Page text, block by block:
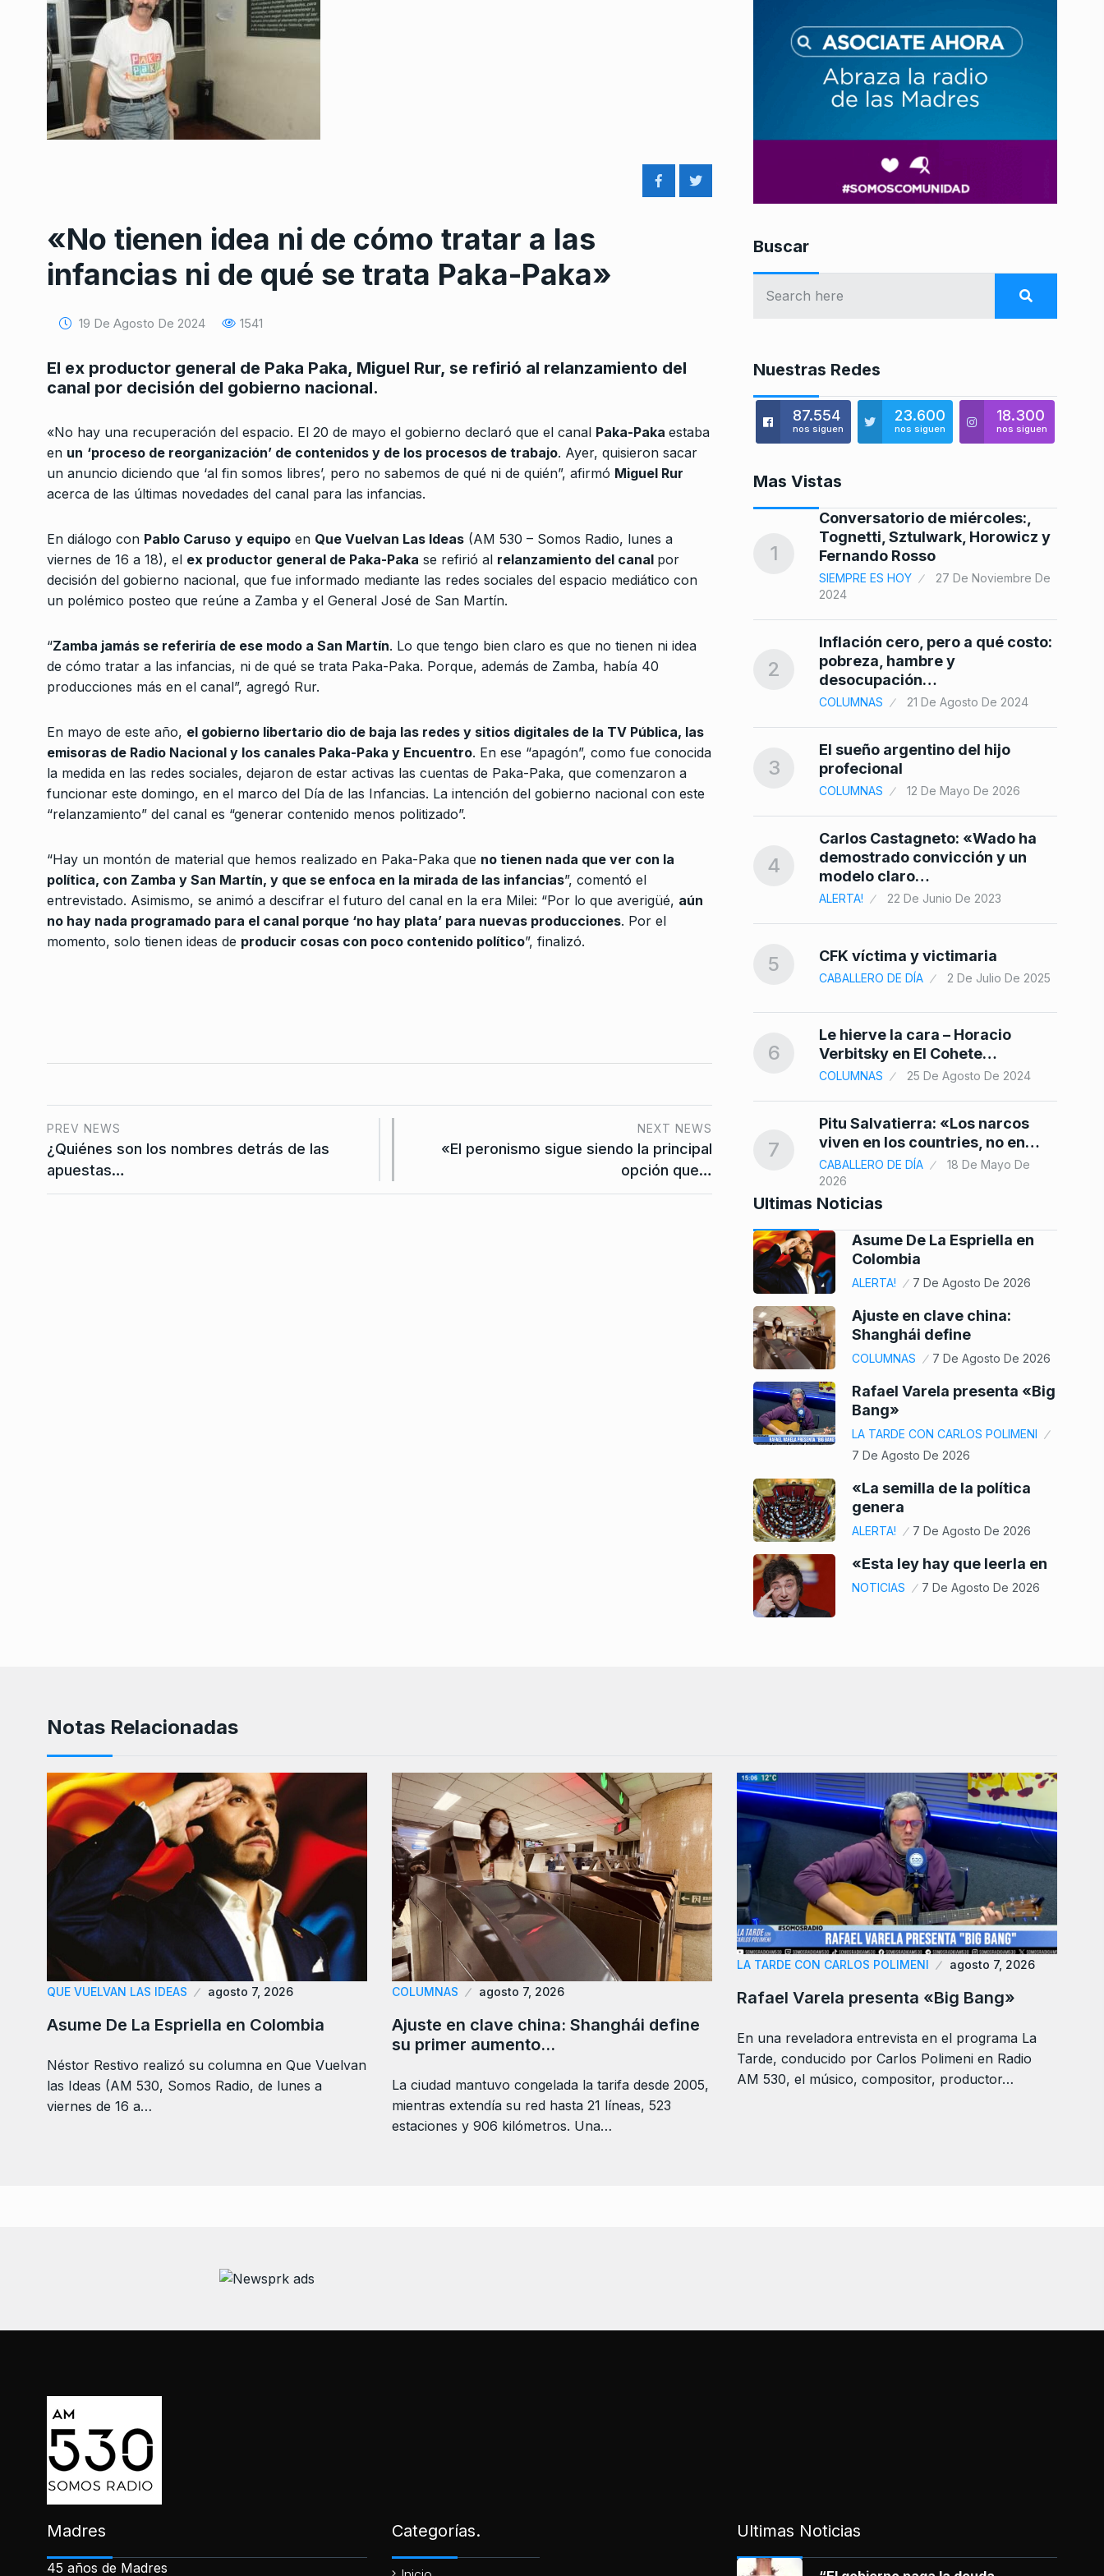
«No tienen idea ni de cómo tratar a las
infancias ni de qué se trata Paka-Paka»
19 De Agosto De 2024 1541
El ex productor general de Paka Paka, Miguel Rur, se refirió al relanzamiento del
canal por decisión del gobierno nacional.
«No hay una recuperación del espacio. El 20 de mayo el gobierno declaró que el canal Paka-Paka estaba
en un ‘proceso de reorganización’ de contenidos y de los procesos de trabajo. Ayer, quisieron sacar
un anuncio diciendo que ‘al fin somos libres’, pero no sabemos de qué ni de quién”, afirmó Miguel Rur
acerca de las últimas novedades del canal para las infancias.
En diálogo con Pablo Caruso y equipo en Que Vuelvan Las Ideas (AM 530 – Somos Radio, lunes a
viernes de 16 a 18), el ex productor general de Paka-Paka se refirió al relanzamiento del canal por
decisión del gobierno nacional, que fue informado mediante las redes sociales del espacio mediático con
un polémico posteo que reúne a Zamba y el General José de San Martín.
“Zamba jamás se referiría de ese modo a San Martín. Lo que tengo bien claro es que no tienen ni idea
de cómo tratar a las infancias, ni de qué se trata Paka-Paka. Porque, además de Zamba, había 40
producciones más en el canal”, agregó Rur.
En mayo de este año, el gobierno libertario dio de baja las redes y sitios digitales de la TV Pública, las
emisoras de Radio Nacional y los canales Paka-Paka y Encuentro. En ese “apagón”, como fue conocida
la medida en las redes sociales, dejaron de estar activas las cuentas de Paka-Paka, que comenzaron a
funcionar este domingo, en el marco del Día de las Infancias. La intención del gobierno nacional con este
“relanzamiento” del canal es “generar contenido menos politizado”.
“Hay un montón de material que hemos realizado en Paka-Paka que no tienen nada que ver con la
política, con Zamba y San Martín, y que se enfoca en la mirada de las infancias”, comentó el
entrevistado. Asimismo, se animó a descifrar el futuro del canal en la era Milei: “Por lo que averigüé, aún
no hay nada programado para el canal porque ‘no hay plata’ para nuevas producciones. Por el
momento, solo tienen ideas de producir cosas con poco contenido político”, finalizó.
PREV NEWS
¿Quiénes son los nombres detrás de las
apuestas…
NEXT NEWS
«El peronismo sigue siendo la principal
opción que…
Buscar
Nuestras Redes
87.554
nos siguen
23.600
nos siguen
18.300
nos siguen
Mas Vistas
1
Tognetti, Sztulwark, Horowicz y
Fernando Rosso
SIEMPRE ES HOY
27 De Noviembre De
2024
2
Inflación cero, pero a qué costo:
pobreza, hambre y
desocupación…
3
El sueño argentino del hijo
profecional
COLUMNAS 12 De Mayo De 2026
4
demostrado convicción y un
modelo claro…
ALERTA! 22 De Junio De 2023
7
Pitu Salvatierra: «Los narcos
viven en los countries, no en…
8
tenemos confianza en la
Justicia de Jujuy»
ALERTA! 28 De Junio De 2023
9
sino una presa política
CABALLERO DE DÍA 4 De Julio De 2025
10
consumo de medicamentos
para los jubilados…
ALERTA! 28 De Agosto De 2024
1
Conversatorio de miércoles:,
Tognetti, Sztulwark, Horowicz y
Fernando Rosso
SIEMPRE ES HOY
27 De Noviembre De
2024
2
Inflación cero, pero a qué costo:
pobreza, hambre y
desocupación…
COLUMNAS 21 De Agosto De 2024
3
El sueño argentino del hijo
profecional
COLUMNAS 12 De Mayo De 2026
4
Carlos Castagneto: «Wado ha
demostrado convicción y un
modelo claro…
ALERTA! 22 De Junio De 2023
5 CFK víctima y victimaria
CABALLERO DE DÍA 2 De Julio De 2025
6
Le hierve la cara – Horacio
Verbitsky en El Cohete…
COLUMNAS 25 De Agosto De 2024
7
Pitu Salvatierra: «Los narcos
viven en los countries, no en…
CABALLERO DE DÍA
18 De Mayo De
2026
Ultimas Noticias
Asume De La Espriella en
Colombia
ALERTA! 7 De Agosto De 2026
Ajuste en clave china:
Shanghái define
COLUMNAS 7 De Agosto De 2026
Rafael Varela presenta «Big
Bang»
LA TARDE CON CARLOS POLIMENI
7 De Agosto De 2026
«La semilla de la política
genera
ALERTA! 7 De Agosto De 2026
«Esta ley hay que leerla en
NOTICIAS 7 De Agosto De 2026
Notas Relacionadas
QUE VUELVAN LAS IDEAS agosto 7, 2026
Asume De La Espriella en Colombia
Néstor Restivo realizó su columna en Que Vuelvan
las Ideas (AM 530, Somos Radio, de lunes a
viernes de 16 a…
COLUMNAS agosto 7, 2026
Ajuste en clave china: Shanghái define
su primer aumento…
La ciudad mantuvo congelada la tarifa desde 2005,
mientras extendía su red hasta 21 líneas, 523
estaciones y 906 kilómetros. Una…
LA TARDE CON CARLOS POLIMENI agosto 7, 2026
Rafael Varela presenta «Big Bang»
En una reveladora entrevista en el programa La
Tarde, conducido por Carlos Polimeni en Radio
AM 530, el músico, compositor, productor…
Madres
45 años de Madres
Categorías. Ultimas Noticias